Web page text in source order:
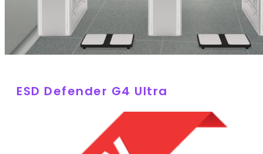
ESD Defender G4 Ultra